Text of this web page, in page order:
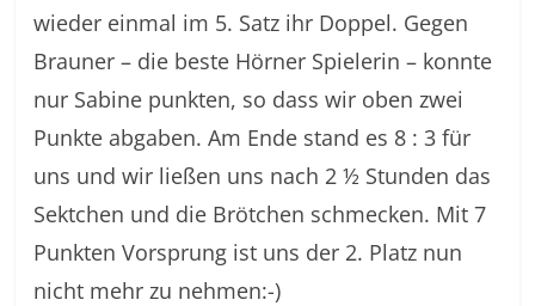
wieder einmal im 5. Satz ihr Doppel. Gegen
Brauner – die beste Hörner Spielerin – konnte
nur Sabine punkten, so dass wir oben zwei
Punkte abgaben. Am Ende stand es 8 : 3 für
uns und wir ließen uns nach 2 ½ Stunden das
Sektchen und die Brötchen schmecken. Mit 7
Punkten Vorsprung ist uns der 2. Platz nun
nicht mehr zu nehmen:-)